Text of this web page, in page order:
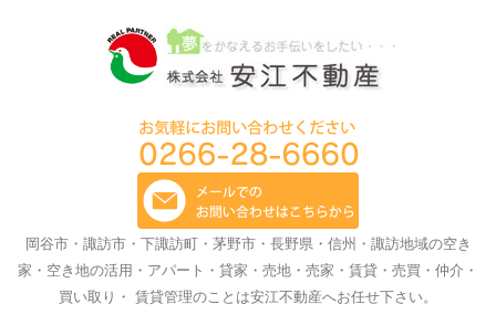
岡谷市・諏訪市・下諏訪町・茅野市・長野県・信州・諏訪地域の空き
家・空き地の活用・アパート・貸家・売地・売家・賃貸・売買・仲介・
買い取り・ 賃貸管理のことは安江不動産へお任せ下さい。